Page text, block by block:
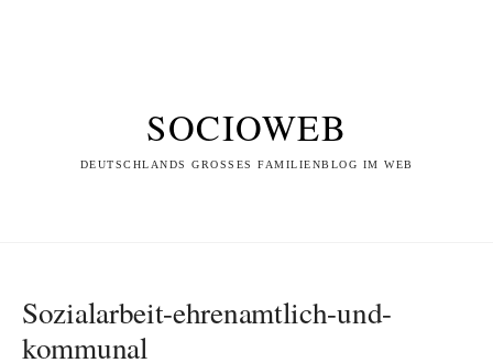
SOCIOWEB
DEUTSCHLANDS GROSSES FAMILIENBLOG IM WEB
Sozialarbeit-ehrenamtlich-und-
kommunal